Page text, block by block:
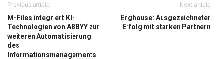
Previous article
M-Files integriert KI-
Technologien von ABBYY zur
weiteren Automatisierung
des
Informationsmanagements
Next article
Enghouse: Ausgezeichneter
Erfolg mit starken Partnern